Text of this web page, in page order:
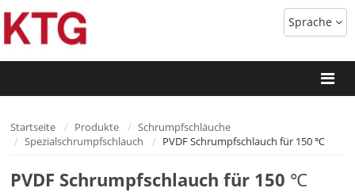
Sprache
Startseite Produkte
Schrumpfschläuche
Spezialschrumpfschlauch
PVDF Schrumpfschlauch für 150 ℃
PVDF Schrumpfschlauch für 150 ℃